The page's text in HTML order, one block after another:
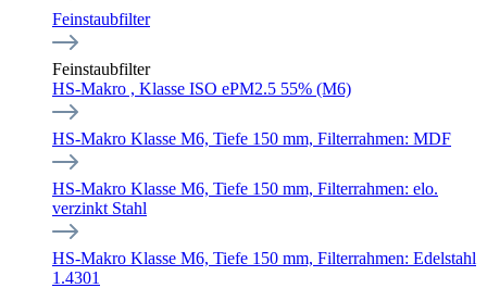
Feinstaubfilter
Feinstaubfilter
HS-Makro , Klasse ISO ePM2.5 55% (M6)
HS-Makro Klasse M6, Tiefe 150 mm, Filterrahmen: MDF
HS-Makro Klasse M6, Tiefe 150 mm, Filterrahmen: elo.
verzinkt Stahl
HS-Makro Klasse M6, Tiefe 150 mm, Filterrahmen: Edelstahl
1.4301